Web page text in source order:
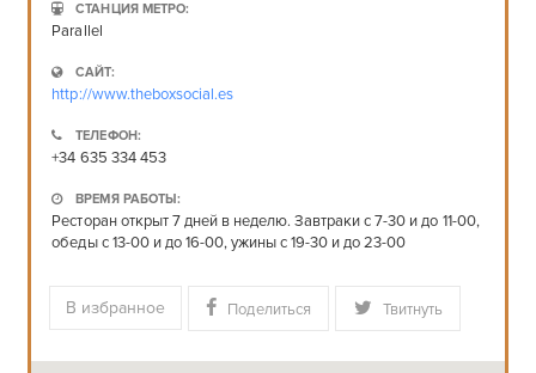
СТАНЦИЯ МЕТРО:
Parallel
САЙТ:
http://www.theboxsocial.es
ТЕЛЕФОН:
+34 635 334 453
ВРЕМЯ РАБОТЫ:
Ресторан открыт 7 дней в неделю. Завтраки с 7-30 и до 11-00,
обеды с 13-00 и до 16-00, ужины с 19-30 и до 23-00
В избранное Поделиться Твитнуть